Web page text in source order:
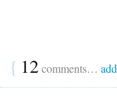
{ 12comments…